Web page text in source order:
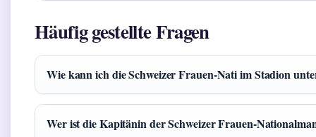
Häufig gestellte Fragen
Wie kann ich die Schweizer Frauen-Nati im Stadion
Wer ist die Kapitänin der Schweizer Frauen-